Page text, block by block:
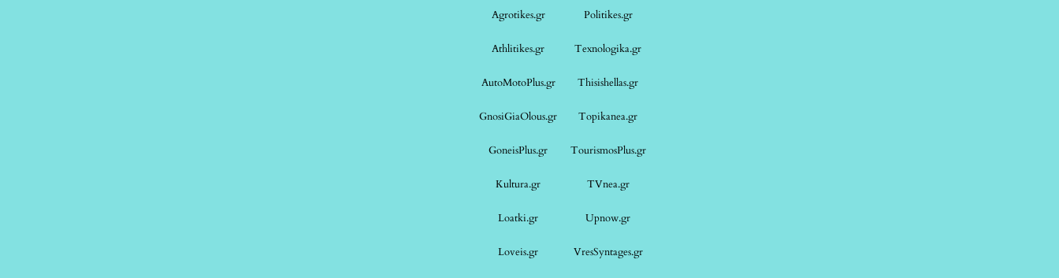
Agrotikes.gr Politikes.gr
Athlitikes.gr Texnologika.gr
AutoMotoPlus.gr Thisishellas.gr
GnosiGiaOlous.gr Topikanea.gr
GoneisPlus.gr TourismosPlus.gr
Kultura.gr TVnea.gr
Loatki.gr Upnow.gr
Loveis.gr VresSyntages.gr